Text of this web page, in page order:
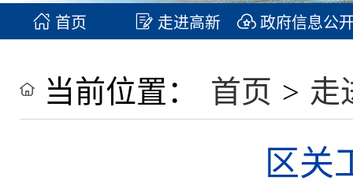
首页 走进高新 政府信息公
当前位置： 首页 > 走
区关